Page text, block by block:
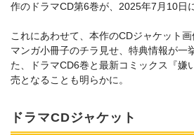
作のドラマCD第6巻が、2025年7月10日
これにあわせて、本作のCDジャケット
マンガ小冊子のチラ見せ、特典情報が一
た、ドラマCD6巻と最新コミックス『嫌
売となることも明らかに。
ドラマCDジャケット